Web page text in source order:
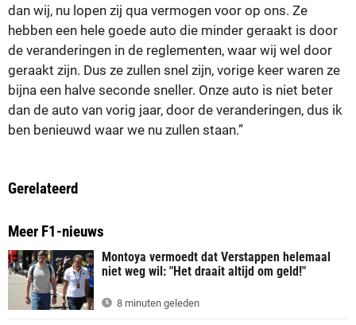
dan wij, nu lopen zij qua vermogen voor op ons. Ze
hebben een hele goede auto die minder geraakt is door
de veranderingen in de reglementen, waar wij wel door
geraakt zijn. Dus ze zullen snel zijn, vorige keer waren ze
bijna een halve seconde sneller. Onze auto is niet beter
dan de auto van vorig jaar, door de veranderingen, dus ik
ben benieuwd waar we nu zullen staan.”
Gerelateerd
Meer F1-nieuws
Montoya vermoedt dat Verstappen helemaal
niet weg wil: "Het draait altijd om geld!"
8 minuten geleden